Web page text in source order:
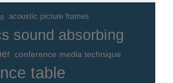
acoustic picture frames
sound absorbing
conference media technique
table